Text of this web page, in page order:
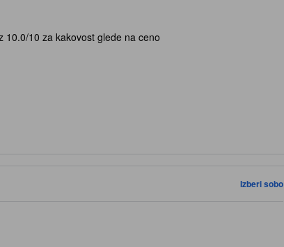
10.0/10 za kakovost glede na ceno
Izberi sobo